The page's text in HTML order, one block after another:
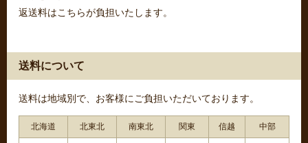
返送料はこちらが負担いたします。
送料について
送料は地域別で、お客様にご負担いただいております。
北海道 北東北 南東北 関東 信越 中部